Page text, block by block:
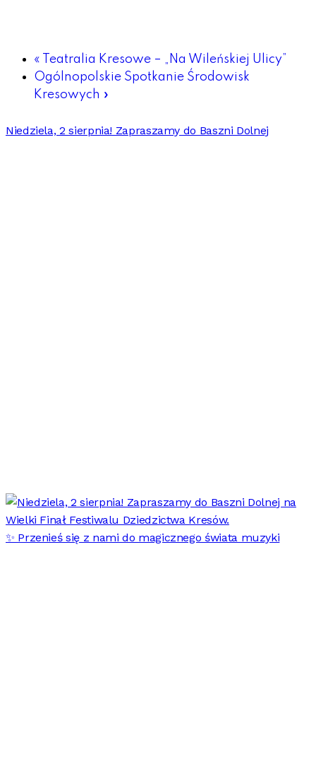
« Teatralia Kresowe – „Na Wileńskiej Ulicy”
Ogólnopolskie Spotkanie Środowisk
Kresowych »
Niedziela, 2 sierpnia! Zapraszamy do Baszni Dolnej
✨ Przenieś się z nami do magicznego świata muzyki